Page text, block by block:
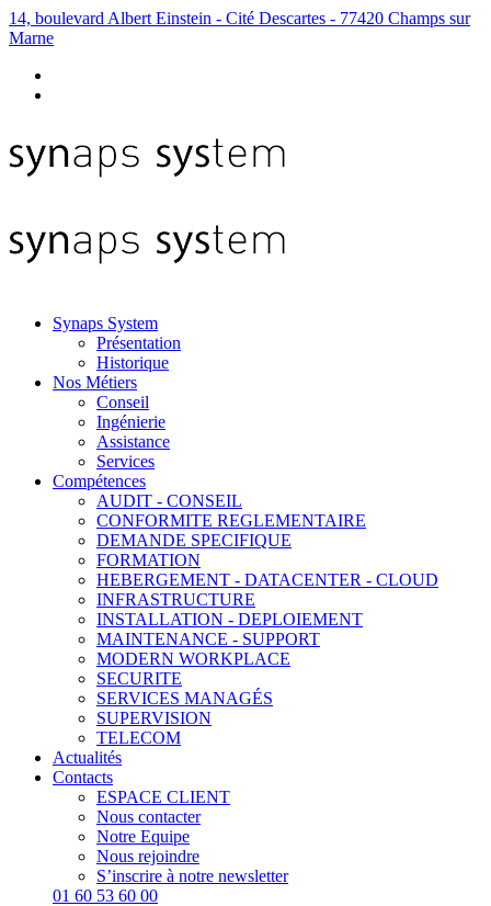
14, boulevard Albert Einstein - Cité Descartes - 77420 Champs sur
Marne
Synaps System
Présentation
Historique
Nos Métiers
Conseil
Ingénierie
Assistance
Services
Compétences
AUDIT - CONSEIL
CONFORMITE REGLEMENTAIRE
DEMANDE SPECIFIQUE
FORMATION
HEBERGEMENT - DATACENTER - CLOUD
INFRASTRUCTURE
INSTALLATION - DEPLOIEMENT
MAINTENANCE - SUPPORT
MODERN WORKPLACE
SECURITE
SERVICES MANAGÉS
SUPERVISION
TELECOM
Actualités
Contacts
ESPACE CLIENT
Nous contacter
Notre Equipe
Nous rejoindre
S’inscrire à notre newsletter
01 60 53 60 00